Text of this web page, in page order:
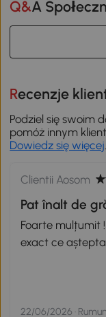
Q&A
Recenzje
Podziel się swoim
pomóż innym
Dowiedz się więcej.
Clientii Aosom
Pat înalt de
Foarte mulțumit
exact ce
22/06/2026 ·